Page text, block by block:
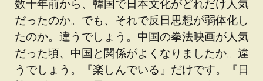
数十年前から、韓国で日本文化がどれだけ人気
だったのか。でも、それで反日思想が弱体化し
たのか。違うでしょう。中国の拳法映画が人気
だった頃、中国と関係がよくなりましたか。違
うでしょう。『楽しんでいる』だけです。『日